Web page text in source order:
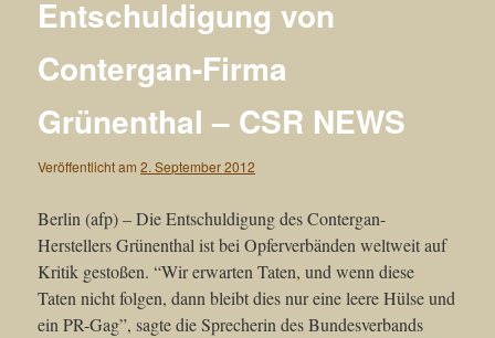
Entschuldigung von
Contergan-Firma
Grünenthal – CSR NEWS
Veröffentlicht am2. September 2012
Berlin (afp) – Die Entschuldigung des Contergan-
Herstellers Grünenthal ist bei Opferverbänden weltweit auf
Kritik gestoßen. “Wir erwarten Taten, und wenn diese
Taten nicht folgen, dann bleibt dies nur eine leere Hülse und
ein PR-Gag”, sagte die Sprecherin des Bundesverbands